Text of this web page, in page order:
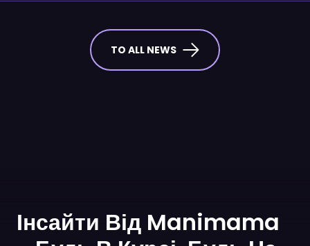
TO ALL NEWS
Інсайти Від Manimama